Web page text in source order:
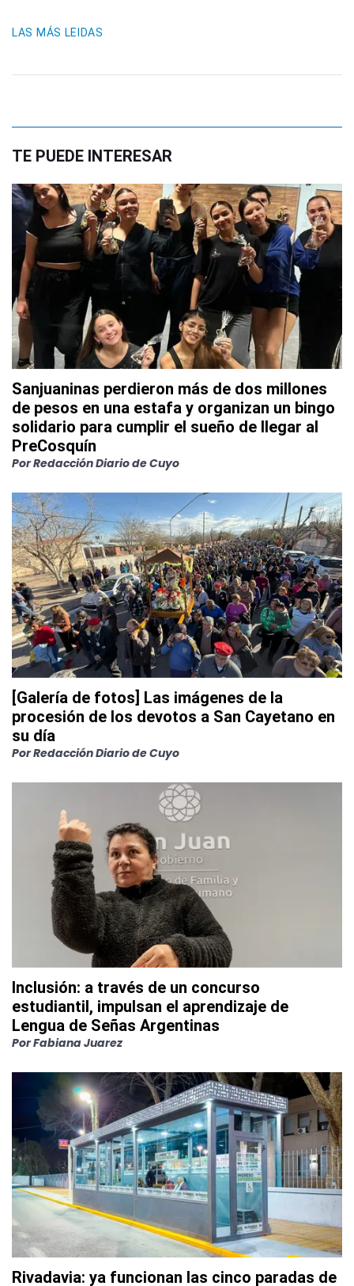
LAS MÁS LEIDAS
TE PUEDE INTERESAR
Sanjuaninas perdieron más de dos millones
de pesos en una estafa y organizan un bingo
solidario para cumplir el sueño de llegar al
PreCosquín
PorRedacción Diario de Cuyo
[Galería de fotos] Las imágenes de la
procesión de los devotos a San Cayetano en
su día
PorRedacción Diario de Cuyo
Inclusión: a través de un concurso
estudiantil, impulsan el aprendizaje de
Lengua de Señas Argentinas
PorFabiana Juarez
Rivadavia: ya funcionan las cinco paradas de